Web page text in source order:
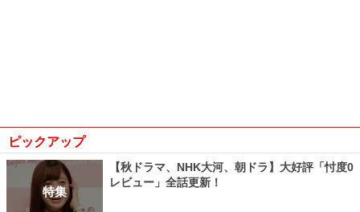
ピックアップ
特集
【秋ドラマ、NHK大河、朝ドラ】大好評「忖度0
レビュー」全話更新！